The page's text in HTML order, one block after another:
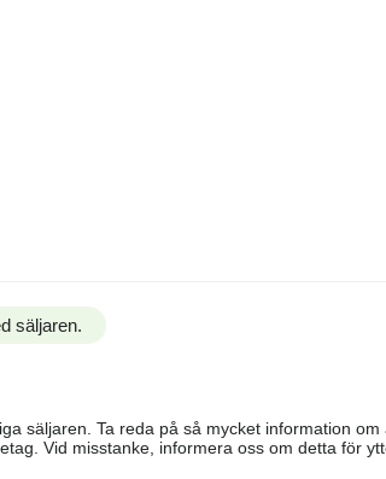
säljaren.
säljaren. Ta reda på så mycket information om
Vid misstanke, informera oss om detta för